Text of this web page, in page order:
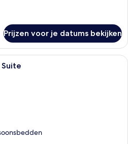
Prijzen voor je datums bekijken
Een moderne hotelkamer met een